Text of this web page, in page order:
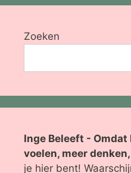
Zoeken
Inge Beleeft - Omdat
voelen, meer
je hier bent!